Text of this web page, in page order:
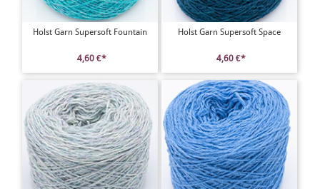
Holst Garn Supersoft Fountain
4,60 €*
Holst Garn Supersoft Space
4,60 €*